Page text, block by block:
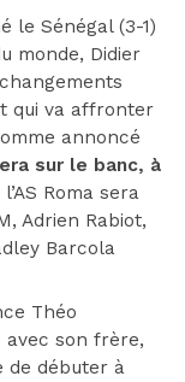
le Sénégal (3-1)
monde, Didier
qui va affronter
annoncé
sur le banc, à
Roma sera
Adrien Rabiot,
Barcola
Théo
son frère,
de débuter à